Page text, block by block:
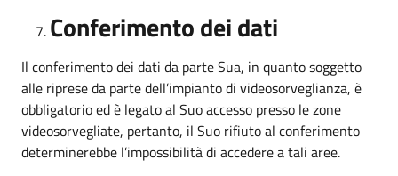
Conferimento dei dati
Il conferimento dei dati da parte Sua, in quanto soggetto
alle riprese da parte dell’impianto di videosorveglianza, è
obbligatorio ed è legato al Suo accesso presso le zone
videosorvegliate, pertanto, il Suo rifiuto al conferimento
determinerebbe l’impossibilità di accedere a tali aree.